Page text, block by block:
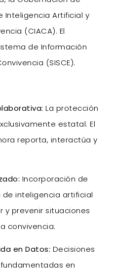
Inteligencia Artificial y
(CIACA). El
de Información
(SISCE).
La protección
estatal. El
reporta, interactúa y
Incorporación de
inteligencia artificial
y prevenir situaciones
convivencia.
en Datos: Decisiones
en